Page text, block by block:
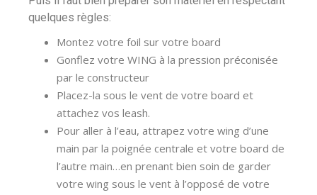
quelques règles:
Montez votre foil sur votre board
Gonflez votre WING à la pression préconisée
par le constructeur
Placez-la sous le vent de votre board et
attachez vos leash.
Pour aller à l’eau, attrapez votre wing d’une
main par la poignée centrale et votre board de
l’autre main…en prenant bien soin de garder
votre wing sous le vent à l’opposé de votre